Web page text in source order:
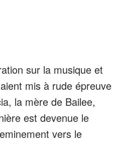
sur la musique et
mis à rude épreuve
la mère de Bailee,
est devenue le
vers le